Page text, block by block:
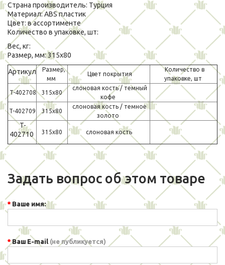
Страна производитель: Турция
Материал: ABS пластик
Цвет: в ассортименте
Количество в упаковке, шт:
Вес, кг:
Размер, мм: 315х80
Артикул
Размер,
мм
Цвет покрытия
Количество в
упаковке, шт
T-402708 315х80
слоновая кость / темный
кофе
T-402709 315х80
слоновая кость / темное
золото
T-
402710
315х80 слоновая кость
Задать вопрос об этом товаре
Ваше имя:
Ваш E-mail (не публикуется)